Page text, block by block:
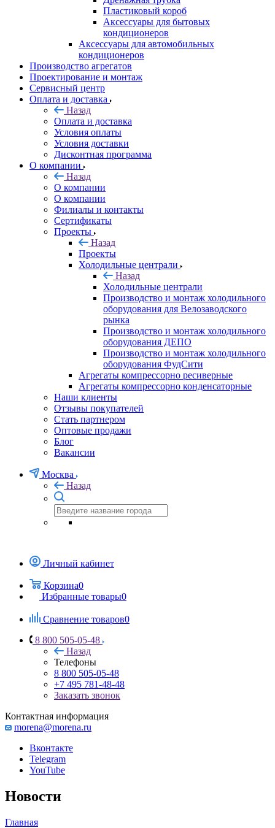
Пластиковый короб
Аксессуары для бытовых
кондиционеров
Аксессуары для автомобильных
кондиционеров
Производство агрегатов
Проектирование и монтаж
Сервисный центр
Оплата и доставка
Назад
Оплата и доставка
Условия оплаты
Условия доставки
Дисконтная программа
О компании
Назад
О компании
О компании
Филиалы и контакты
Сертификаты
Проекты
Назад
Проекты
Холодильные централи
Назад
Холодильные централи
Производство и монтаж холодильного
оборудования для Велозаводского
рынка
Производство и монтаж холодильного
оборудования ДЕПО
Производство и монтаж холодильного
оборудования ФудСити
Агрегаты компрессорно ресиверные
Агрегаты компрессорно конденсаторные
Наши клиенты
Отзывы покупателей
Стать партнером
Оптовые продажи
Блог
Вакансии
Москва
Назад
Личный кабинет
Корзина0
Избранные товары0
Сравнение товаров0
8 800 505-05-48
Назад
Телефоны
8 800 505-05-48
+7 495 781-48-48
Заказать звонок
Контактная информация
morena@morena.ru
Вконтакте
Telegram
YouTube
Новости
Главная